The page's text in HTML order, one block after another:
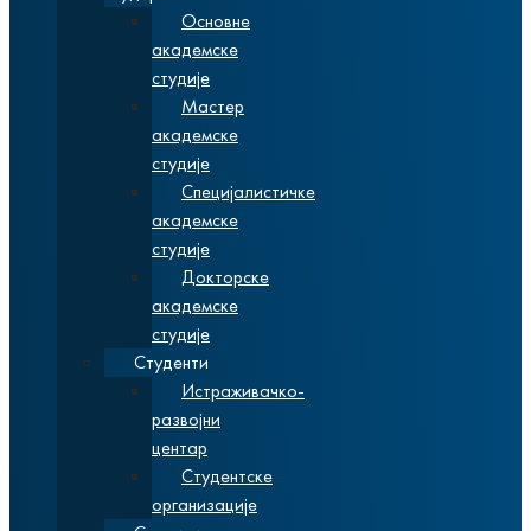
Основне
академске
студије
Мастер
академске
студије
Специјалистичке
академске
студије
Докторске
академске
студије
Студенти
Истраживачко-
развојни
центар
Студентске
организације